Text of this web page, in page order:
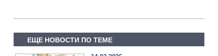
ЕЩЕ НОВОСТИ ПО ТЕМЕ